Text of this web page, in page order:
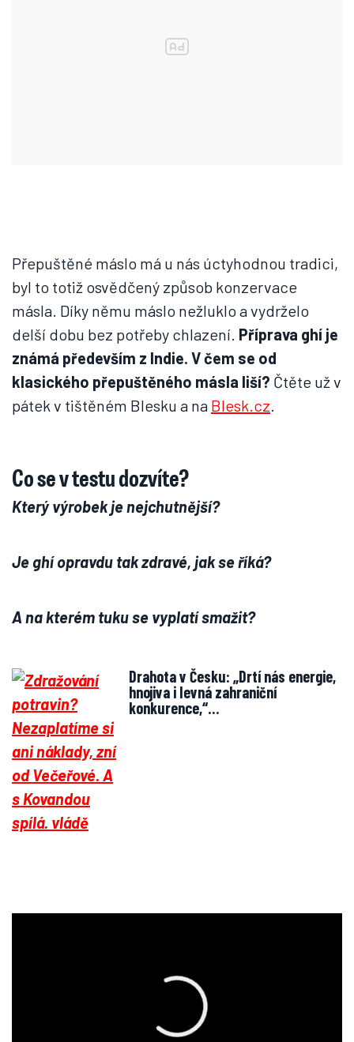
Přepuštěné máslo má u nás úctyhodnou tradici,
byl to totiž osvědčený způsob konzervace
másla. Díky němu máslo nežluklo a vydrželo
delší dobu bez potřeby chlazení. Příprava ghí je
známá především z Indie. V čem se od
klasického přepuštěného másla liší? Čtěte už v
pátek v tištěném Blesku a na Blesk.cz.
Co se v testu dozvíte?
Který výrobek je nejchutnější?
Je ghí opravdu tak zdravé, jak se říká?
A na kterém tuku se vyplatí smažit?
Drahota v Česku: „Drtí nás energie,
hnojiva i levná zahraniční
konkurence,“…